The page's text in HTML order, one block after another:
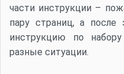
части инструкции –
пару страниц, а после
инструкцию по
разные ситуации.